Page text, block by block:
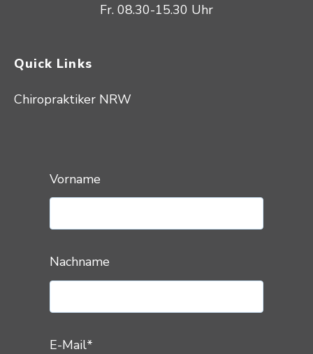
Fr. 08.30-15.30 Uhr
Quick Links
Chiropraktiker NRW
Vorname
Nachname
E-Mail*